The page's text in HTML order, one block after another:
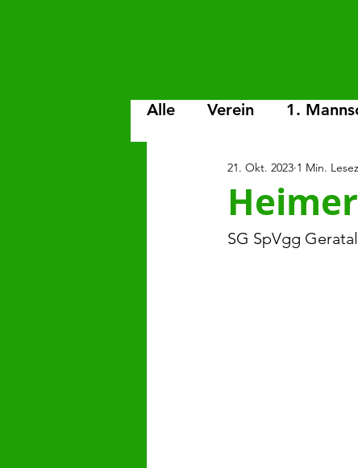
Alle Verein 1.
C-Junioren D-
G-Junioren Spiele-
21. Okt. 2023 1 Min.
SG SpVgg